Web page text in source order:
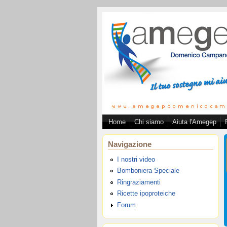
Associazione
Home Chi siamo Aiuta l'Amegep
Navigazione
I nostri video
Bomboniera Speciale
Ringraziamenti
Ricette ipoproteiche
Forum